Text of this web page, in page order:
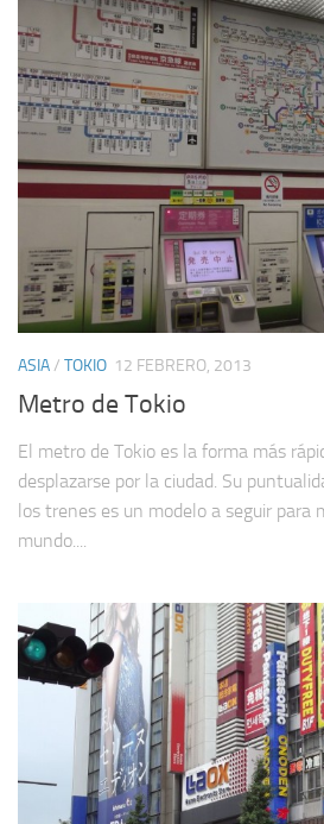
ASIA/ TOKIO 12 FEBRERO, 2013
Metro de Tokio
El metro de Tokio es la forma más
desplazarse por la ciudad. Su
los trenes es un modelo a seguir para
mundo....